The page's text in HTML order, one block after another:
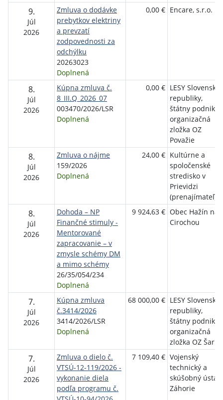
9.
Júl
2026
Zmluva o dodávke
prebytkov elektriny
a prevzatí
zodpovednosti za
odchýlku
20263023
Doplnená
0,00 € Encare, s.r.o.
8.
Júl
2026
Kúpna zmluva č.
8_III.Q_2026_07
003470/2026/LSR
Doplnená
0,00 € LESY Slovenskej
republiky,
štátny podnik,
organizačná
zložka OZ
Považie
8.
Júl
2026
Zmluva o nájme
159/2026
Doplnená
24,00 € Kultúrne a
spoločenské
stredisko v
Prievidzi
(prenajímateľ)
8.
Júl
2026
Dohoda – NP
Finančné stimuly -
Mentorované
zapracovanie – v
zmysle schémy DM
a mimo schémy
26/35/054/234
Doplnená
9 924,63 € Obec Hažín nad
Cirochou
7.
Júl
2026
Kúpna zmluva
č.3414/2026
3414/2026/LSR
Doplnená
68 000,00 € LESY Slovenskej
republiky,
štátny podnik,
organizačná
zložka OZ Šariš
7.
Júl
2026
Zmluva o dielo č.
VTSÚ-12-119/2026 -
vykonanie diela
podľa programu č.
7 109,40 € Vojenský
technický a
skúšobný ústav
Záhorie